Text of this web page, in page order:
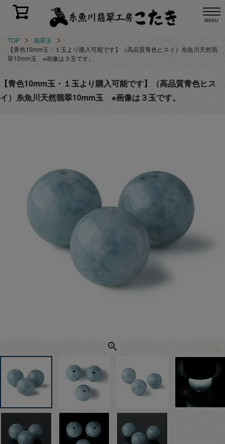
MENU
TOP
翡翠玉
【青色10mm玉・１玉より購入可能です】（高品質青色ヒスイ）糸魚川天然翡
翠10mm玉 ※画像は３玉です。
【青色10mm玉・１玉より購入可能です】（高品質青色ヒス
イ）糸魚川天然翡翠10mm玉 ※画像は３玉です。